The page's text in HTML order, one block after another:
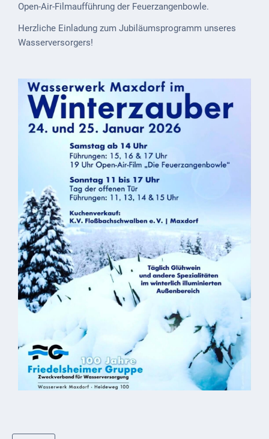
Bürgerhospital
Deidesheim
Akten
Geplante
Regionalbahn
1907
Teilung
Gemarkungen
1816
Schulbilder
Datenschutz
Kontakt
Veranstaltungen
und Events
Freizeit
Feste
feiern
Radfahren
Open-Air-Filmaufführung der Feuerzangenbowle.
Herzliche Einladung zum Jubiläumsprogramm unseres
Wasserversorgers!